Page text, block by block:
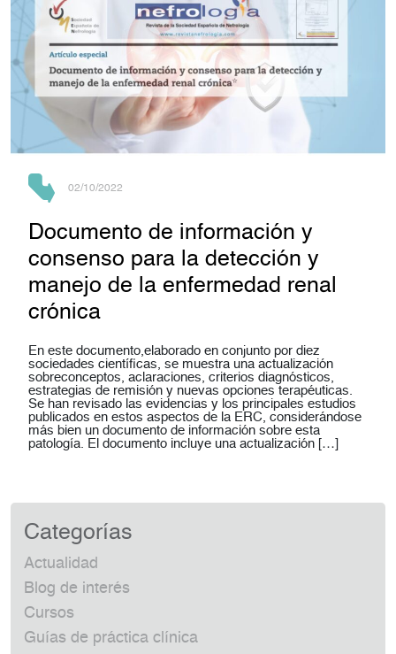
02/10/2022
Documento de información y
consenso para la detección y
manejo de la enfermedad renal
crónica
En este documento,elaborado en conjunto por diez
sociedades científicas, se muestra una actualización
sobreconceptos, aclaraciones, criterios diagnósticos,
estrategias de remisión y nuevas opciones terapéuticas.
Se han revisado las evidencias y los principales estudios
publicados en estos aspectos de la ERC, considerándose
más bien un documento de información sobre esta
patología. El documento incluye una actualización […]
Categorías
Actualidad
Blog de interés
Cursos
Guías de práctica clínica